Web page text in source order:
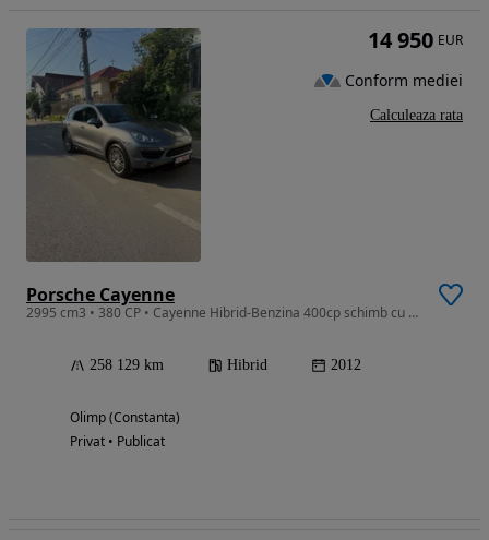
Porsche Cayenne
2995 cm3 • 380 CP • Cayenne Hibrid-Benzina 400cp schimb cu x5/x6
258 129 km Hibrid 2012
Olimp (Constanta)
Privat • Publicat
14 950 EUR
Conform mediei
Calculeaza rata